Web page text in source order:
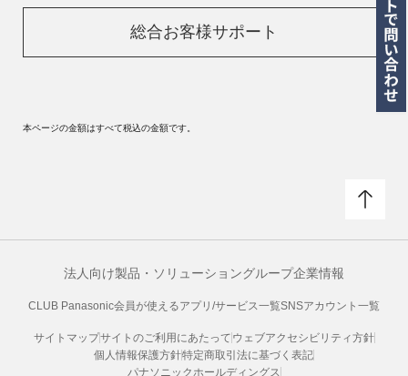
総合お客様サポート
本ページの金額はすべて税込の金額です。
法人向け製品・ソリューショングループ企業情報
CLUB Panasonic会員が使えるアプリ/サービス一覧SNSアカウント一覧
サイトマップサイトのご利用にあたって ウェブアクセシビリティ方針
個人情報保護方針特定商取引法に基づく表記
パナソニックホールディングス